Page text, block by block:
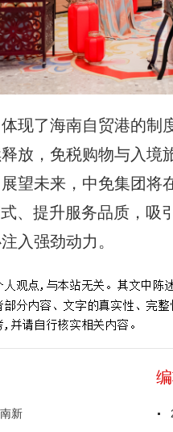
现了海南自贸港的制
放，免税购物与入
望未来，中免集团将
、提升服务品质，
入强劲动力。
新